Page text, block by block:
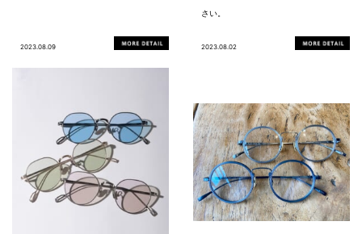
2023.08.09
さい。
2023.08.02